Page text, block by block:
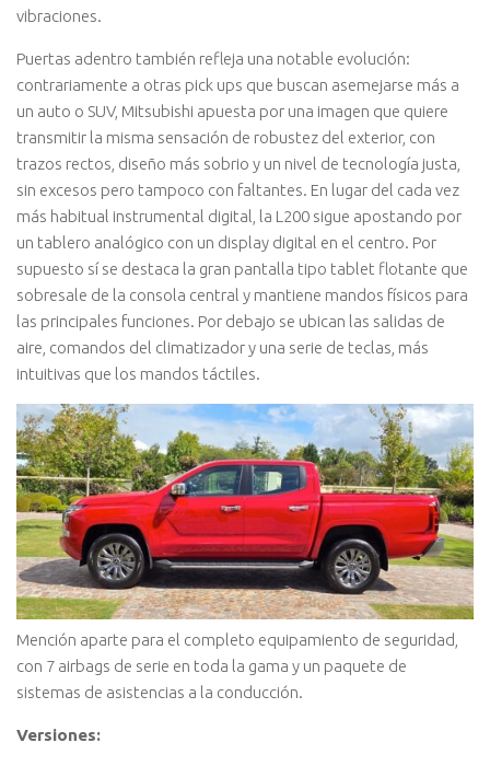
vibraciones.
Puertas adentro también refleja una notable evolución:
contrariamente a otras pick ups que buscan asemejarse más a
un auto o SUV, Mitsubishi apuesta por una imagen que quiere
transmitir la misma sensación de robustez del exterior, con
trazos rectos, diseño más sobrio y un nivel de tecnología justa,
sin excesos pero tampoco con faltantes. En lugar del cada vez
más habitual instrumental digital, la L200 sigue apostando por
un tablero analógico con un display digital en el centro. Por
supuesto sí se destaca la gran pantalla tipo tablet flotante que
sobresale de la consola central y mantiene mandos físicos para
las principales funciones. Por debajo se ubican las salidas de
aire, comandos del climatizador y una serie de teclas, más
intuitivas que los mandos táctiles.
Mención aparte para el completo equipamiento de seguridad,
con 7 airbags de serie en toda la gama y un paquete de
sistemas de asistencias a la conducción.
Versiones: